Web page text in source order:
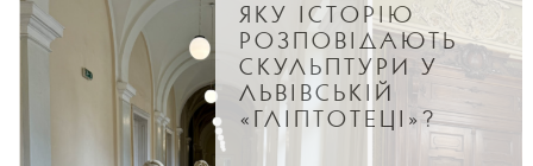
ЯКУ ІСТОРІЮ
РОЗПОВІДАЮТЬ
СКУЛЬПТУРИ У
ЛЬВІВСЬКІЙ
«ГЛІПТОТЕЦІ»?